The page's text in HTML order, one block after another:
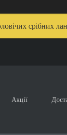
срібних
Акції